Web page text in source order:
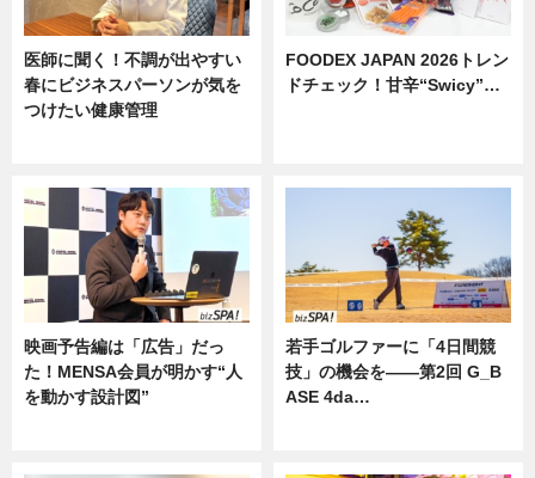
医師に聞く！不調が出やすい
春にビジネスパーソンが気を
つけたい健康管理
FOODEX JAPAN 2026トレン
ドチェック！甘辛“Swicy”…
映画予告編は「広告」だっ
た！MENSA会員が明かす“人
を動かす設計図”
若手ゴルファーに「4日間競
技」の機会を——第2回 G_B
ASE 4da…